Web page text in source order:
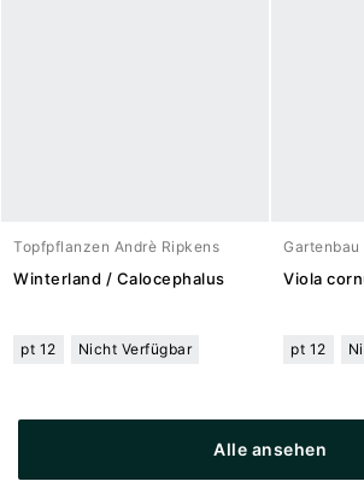
Topfpflanzen Andrè Ripkens
Winterland / Calocephalus
pt 12 Nicht Verfügbar
Viola
pt 12
Alle ansehen